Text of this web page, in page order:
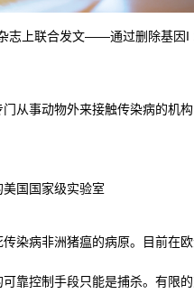
志上联合发文——通过删除基因I
从事动物外来接触传染病的机构
国国家级实验室
染病非洲猪瘟的病原。目前
靠控制手段只能是捕杀。有